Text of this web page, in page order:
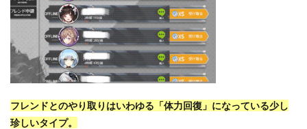
フレンドとのやり取りはいわゆる「体力回復」になっている少し
珍しいタイプ。